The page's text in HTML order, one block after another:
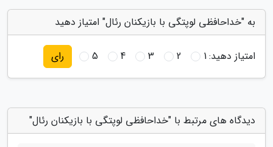
به "خداحافظی لوپتگی با بازیکنان رئال" امتیاز دهید
امتیاز دهید:1
2
3
4
5 رای
دیدگاه های مرتبط با "خداحافظی لوپتگی با بازیکنان رئال"